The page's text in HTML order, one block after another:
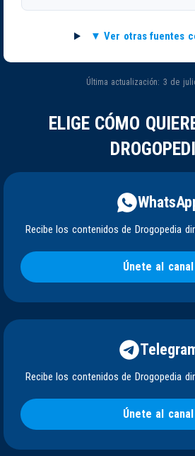
Ver otras fuentes
Última actualización: 3 de
ELIGE CÓMO
Recibe los contenidos de Drogopedia
Únete al canal
Recibe los contenidos de Drogopedia
Únete al canal